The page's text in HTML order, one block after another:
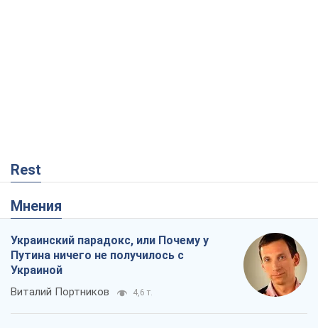
Rest
Мнения
Украинский парадокс, или Почему у
Путина ничего не получилось с
Украиной
Виталий Портников 4,6 т.